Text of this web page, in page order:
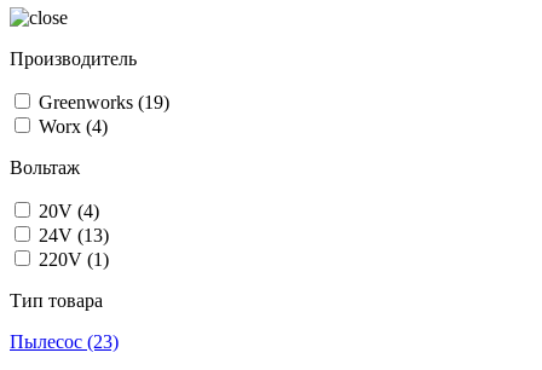
Производитель
Greenworks (19)
Worx (4)
Вольтаж
20V (4)
24V (13)
220V (1)
Тип товара
Пылесос (23)